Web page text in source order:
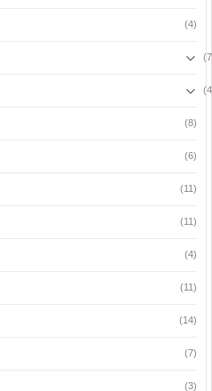
(4)
(8)
(6)
(11)
(11)
(4)
(11)
(14)
(7)
(3)